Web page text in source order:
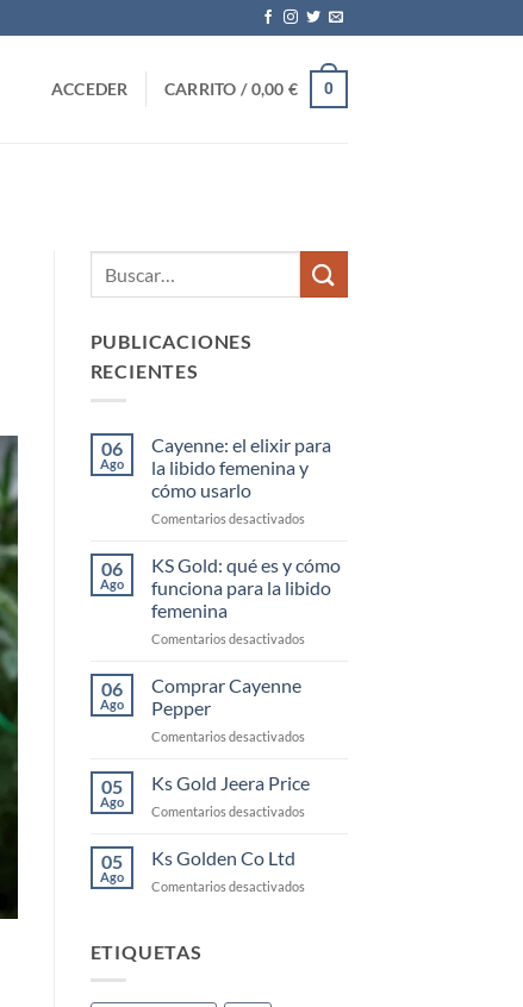
ACCEDER CARRITO /0,00€ 0
PUBLICACIONES
RECIENTES
06
Ago
Cayenne: el elixir para
la libido femenina y
cómo usarlo
Comentarios desactivadosen
el
elixir
para
libido
06
Ago
KS Gold: qué es y cómo
funciona para la libido
femenina
Comentarios desactivadosen
y
funciona
la
06
Ago
Comprar Cayenne
Pepper
Comentarios desactivadosen
Pepper
05
Ago
Ks Gold Jeera Price
Comentarios desactivadosen
Price
05
Ago
Ks Golden Co Ltd
Comentarios desactivadosen
ETIQUETAS